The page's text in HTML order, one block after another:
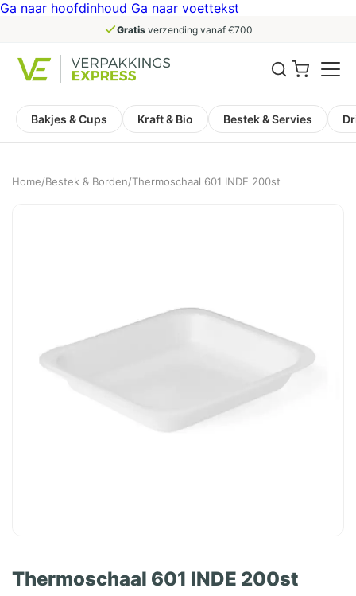
Ga naar hoofdinhoud Ga naar voettekst
Gratisverzending vanaf €700
Bakjes & Cups Kraft & Bio Bestek & Servies
Home/Bestek & Borden/Thermoschaal 601 INDE 200st
Thermoschaal 601 INDE 200st